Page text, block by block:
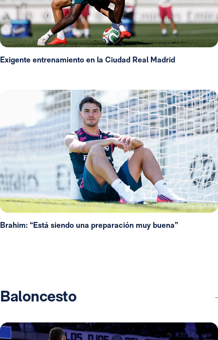
Exigente entrenamiento en la Ciudad Real Madrid
Brahim: “Está siendo una preparación muy buena”
Baloncesto